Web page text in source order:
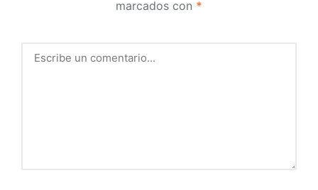
marcados con *